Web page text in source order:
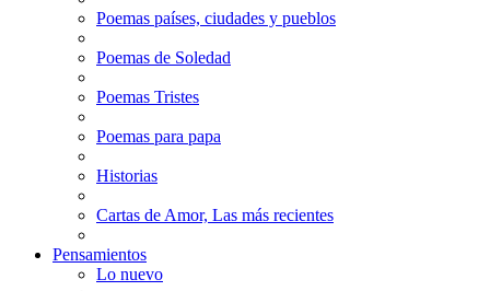
Poemas países, ciudades y pueblos
Poemas de Soledad
Poemas Tristes
Poemas para papa
Historias
Cartas de Amor, Las más recientes
Pensamientos
Lo nuevo